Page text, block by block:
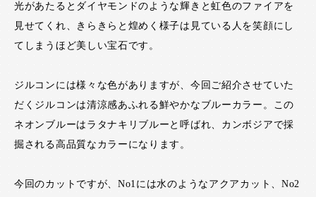
光があたるとダイヤモンドのような輝きと虹色のファイアを
見せてくれ、きらきらと煌めく様子は見ている人を笑顔にし
てしまうほど美しい宝石です。
ジルコンには様々な色がありますが、今回ご紹介させていた
だくジルコンは清涼感あふれる鮮やかなブルーカラー。この
ネオンブルーはラタナキリブルーと呼ばれ、カンボジアで採
掘される高品質なカラーになります。
今回のカットですが、No1には水のようなアクアカット、No2